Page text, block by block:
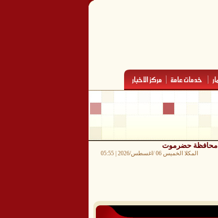
محافظة حضرموت
المكلا الخميس 06 /اغسطس/2026 | 05:55